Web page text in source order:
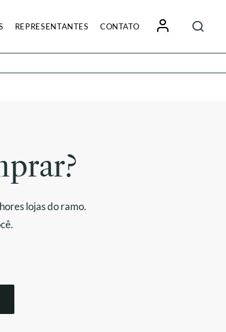
REPRESENTANTES CONTATO
por:
lojas do ramo.